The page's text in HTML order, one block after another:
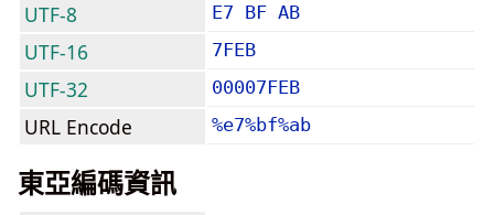
UTF-8 E7 BF AB
UTF-16 7FEB
UTF-32 00007FEB
URL Encode %e7%bf%ab
東亞編碼資訊